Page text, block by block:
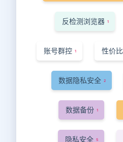
反检测浏览器 1
账号群控 1 性价比
数据隐私安全 2
数据备份 1
隐私安全 5